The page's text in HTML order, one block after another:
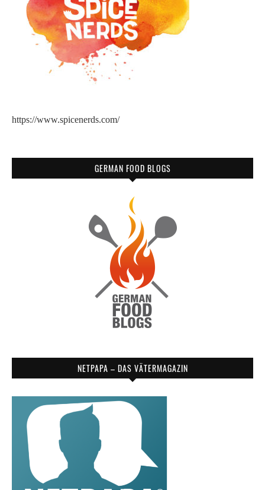
https://www.spicenerds.com/
GERMAN FOOD BLOGS
NETPAPA – DAS VÄTERMAGAZIN